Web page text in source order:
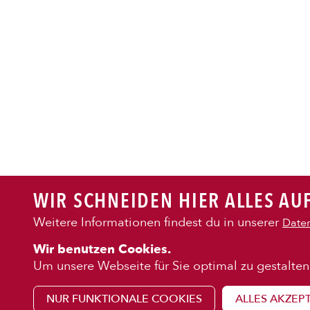
VEGI/
SALATÜber uns
Franchise
WIR SCHNEIDEN HIER ALLES
Weitere Informationen findest du in unserer
Wir benutzen Cookies.
Um unsere Webseite für Sie optimal zu
NUR FUNKTIONALE COOKIES ALLES